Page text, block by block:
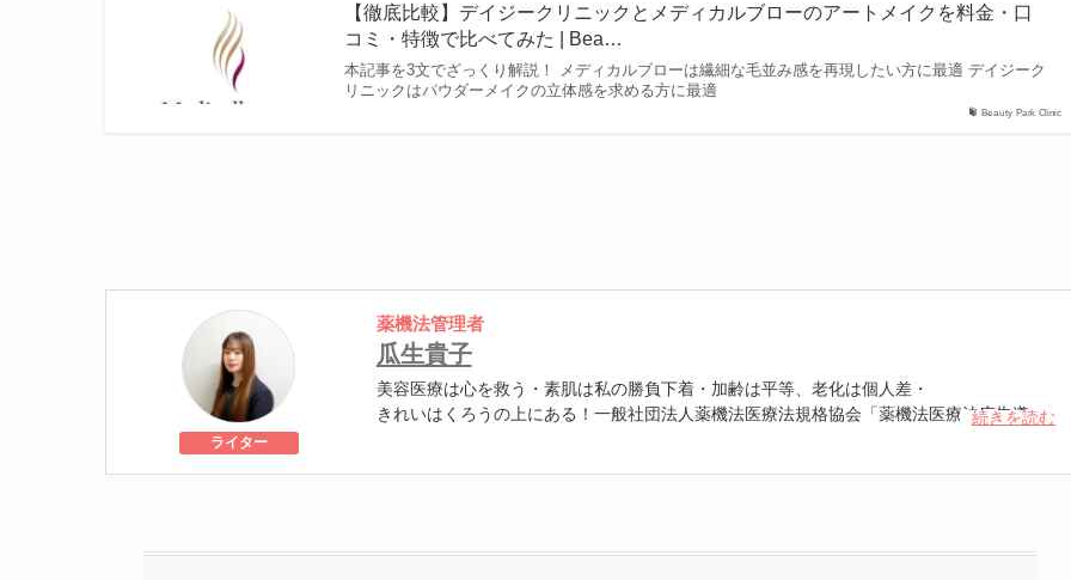
Beauty Park Clinic
【徹底比較】デイジークリニックとメディカルブローのアートメイクを料金・口
コミ・特徴で比べてみた | Bea…
本記事を3文でざっくり解説！ メディカルブローは繊細な毛並み感を再現したい方に最適 デイジーク
リニックはパウダーメイクの立体感を求める方に最適
ライター
薬機法管理者
瓜生貴子
美容医療は心を救う・素肌は私の勝負下着・加齢は平等、老化は個人差・
きれいはくろうの上にある！一般社団法人薬機法医療法規格協会「薬機法医療法広告遵守
続きを読む